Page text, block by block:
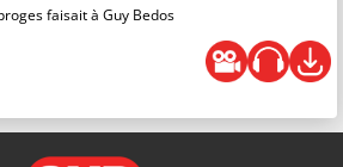
faisait à Guy Bedos